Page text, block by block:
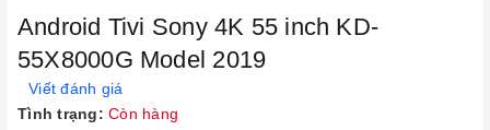
Android Tivi Sony 4K 55 inch KD-
55X8000G Model 2019
Viết đánh giá
Tình trạng: Còn hàng